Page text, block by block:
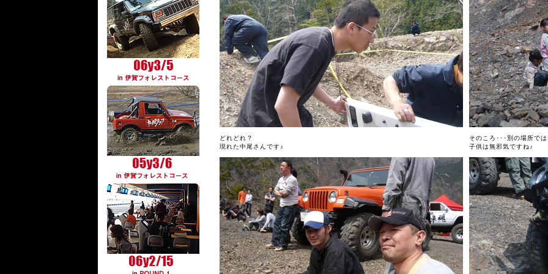
どれどれ？
現れた中尾さんです♪
そのころ･･･別の場所で
子供は無邪気ですね♪